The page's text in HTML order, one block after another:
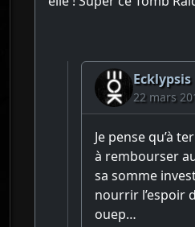
Ecklypsis
22 mars
Je pense qu’à
à rembourser
sa somme
nourrir l’espoir
ouep…